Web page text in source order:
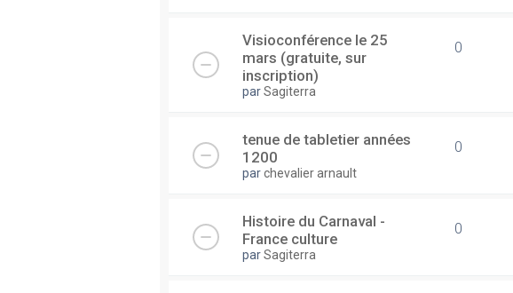
Visioconférence le 25
mars (gratuite, sur
inscription)
parSagiterra
0
tenue de tabletier années
1200
parchevalier arnault
0
Histoire du Carnaval -
France culture
parSagiterra
0